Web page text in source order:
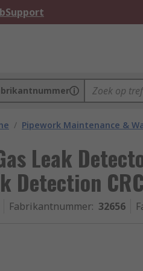
Support
/ Pipework Maintenance &
Leak
CRC
Fabrikantnummer: 32656